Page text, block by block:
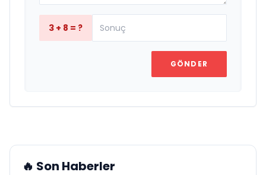
3 + 8 = ?
GÖNDER
🔥 Son Haberler